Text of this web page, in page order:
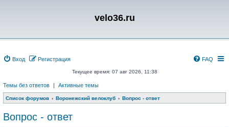
velo36.ru
Вход Регистрация FAQ
Текущее время: 07 авг 2026, 11:38
Темы без ответов | Активные темы
Список форумов Воронежский велоклуб Вопрос - ответ
Вопрос - ответ